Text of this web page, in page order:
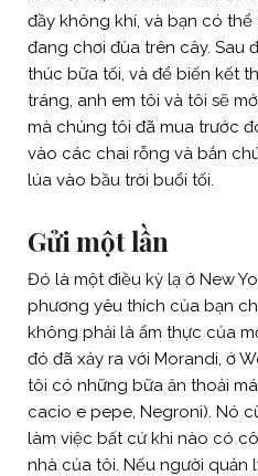
đầy không khí, và bạn có
đang chơi đùa trên cây. Sau
thúc bữa tối, và để biến kết
tráng, anh em tôi và tôi sẽ
mà chúng tôi đã mua trước
vào các chai rỗng và bắn
lúa vào bầu trời buổi tối.
Gửi một lần
Đó là một điều kỳ lạ ở New
phương yêu thích của bạn
không phải là ẩm thực của
đó đã xảy ra với Morandi, ở
tôi có những bữa ăn thoải
cacio e pepe, Negroni). Nó
làm việc bất cứ khi nào có
nhà của tôi. Nếu người quản